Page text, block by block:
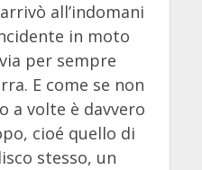
all’indomani
in moto
per sempre
E come se non
a volte è davvero
cioé quello di
stesso, un